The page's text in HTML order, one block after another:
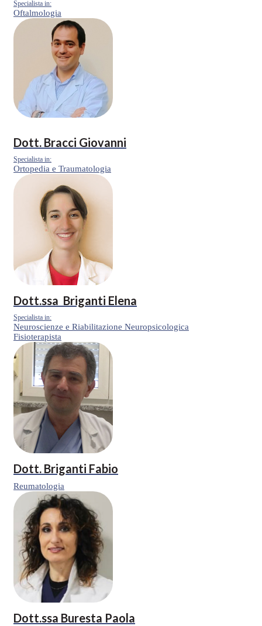
Specialista in:
Oftalmologia
Dott. Bracci Giovanni
Specialista in:
Ortopedia e Traumatologia
Dott.ssa Briganti Elena
Specialista in:
Neuroscienze e Riabilitazione Neuropsicologica
Fisioterapista
Dott. Briganti Fabio
Reumatologia
Dott.ssa Buresta Paola